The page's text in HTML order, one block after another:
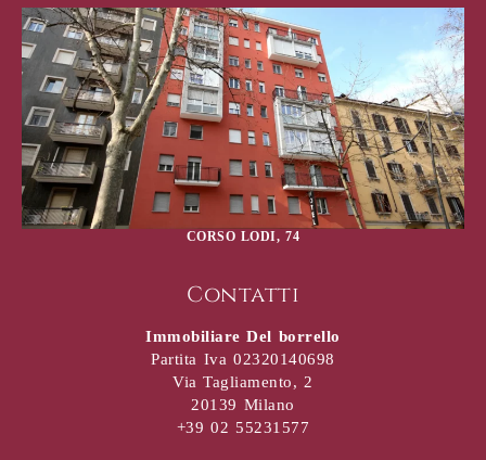
CORSO LODI, 74
Contatti
Immobiliare Del borrello
Partita Iva 02320140698
Via Tagliamento, 2
20139 Milano
+39 02 55231577